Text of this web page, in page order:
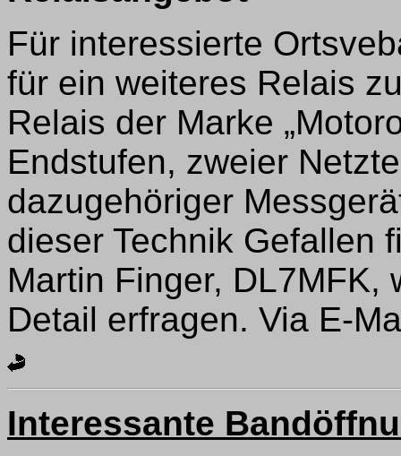
Für interessierte
für ein weiteres Relais
Relais der Marke
Endstufen, zweier
dazugehöriger
dieser Technik Gefallen
Martin Finger, DL7MFK,
Detail erfragen. Via E-
Interessante